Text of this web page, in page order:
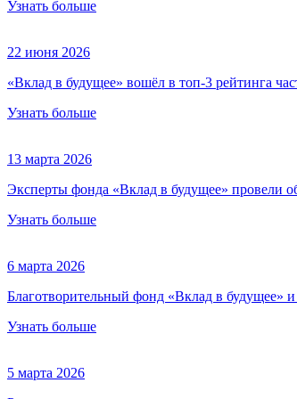
Узнать больше
22 июня 2026
«Вклад в будущее» вошёл в топ-3 рейтинга
Узнать больше
13 марта 2026
Эксперты фонда «Вклад в будущее» провели
Узнать больше
6 марта 2026
Благотворительный фонд «Вклад в будущее»
Узнать больше
5 марта 2026